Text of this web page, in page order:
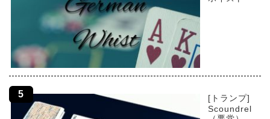
[トランプ]
Scoundrel